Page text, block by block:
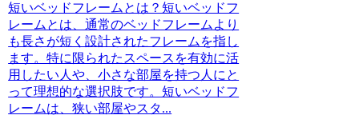
短いベッドフレームとは？短いベッドフ
レームとは、通常のベッドフレームより
も長さが短く設計されたフレームを指し
ます。特に限られたスペースを有効に活
用したい人や、小さな部屋を持つ人にと
って理想的な選択肢です。短いベッドフ
レームは、狭い部屋やスタ...